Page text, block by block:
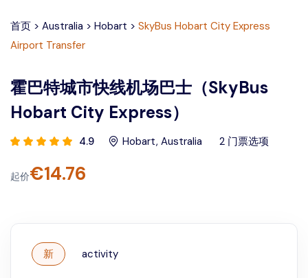
首页 > Australia > Hobart > SkyBus Hobart City Express
Airport Transfer
霍巴特城市快线机场巴士（SkyBus
Hobart City Express）
4.9 Hobart, Australia 2 门票选项
起价€14.76
新 activity